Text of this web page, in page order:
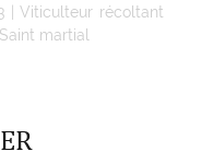
|Viticulteur récoltant
martial